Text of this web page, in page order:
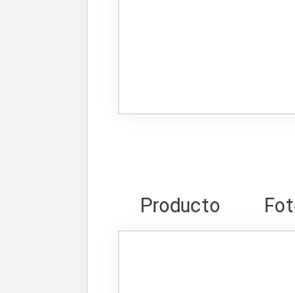
Producto